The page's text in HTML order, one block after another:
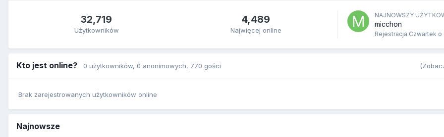
32,719
Użytkowników
4,489
Najwięcej online
NAJNOWSZY
micchon
Rejestracja Czwartek o
Kto jest online? 0 użytkowników, 0 anonimowych, 770 gości
Brak zarejestrowanych użytkowników online
Najnowsze